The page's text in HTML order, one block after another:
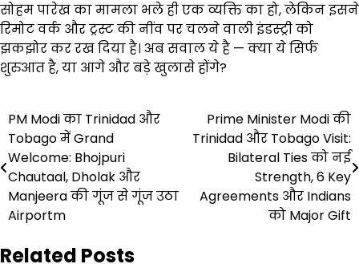
सोहम पारेख का मामला भले ही एक व्यक्ति का हो, लेकिन इसने
रिमोट वर्क और ट्रस्ट की नींव पर चलने वाली इंडस्ट्री को
झकझोर कर रख दिया है। अब सवाल ये है — क्या ये सिर्फ
शुरुआत है, या आगे और बड़े खुलासे होंगे?
Post
navigation
PM Modi का Trinidad और
Tobago में Grand
Welcome: Bhojpuri
Chautaal, Dholak और
Manjeera की गूंज से गूंज उठा
Airportm
Prime Minister Modi की
Trinidad और Tobago Visit:
Bilateral Ties को नई
Strength, 6 Key
Agreements और Indians
को Major Gift
Related Posts